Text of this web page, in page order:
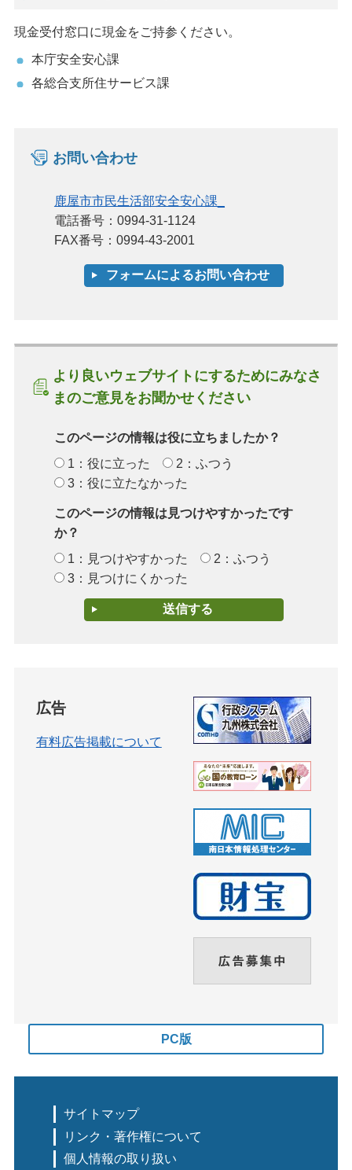
現金受付窓口に現金をご持参ください。
本庁安全安心課
各総合支所住サービス課
お問い合わせ
鹿屋市市民生活部安全安心課_
電話番号：0994-31-1124
FAX番号：0994-43-2001
より良いウェブサイトにするためにみなさ
まのご意見をお聞かせください
このページの情報は役に立ちましたか？
1：役に立った
2：ふつう
3：役に立たなかった
このページの情報は見つけやすかったです
か？
1：見つけやすかった
2：ふつう
3：見つけにくかった
広告
有料広告掲載について
PC版
サイトマップ
リンク・著作権について
個人情報の取り扱い